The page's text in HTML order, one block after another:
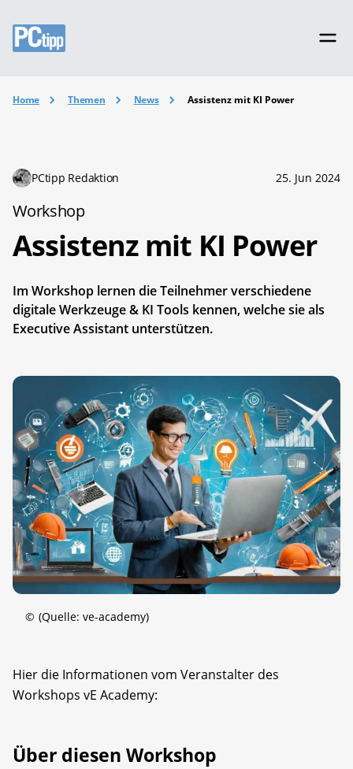
Home Themen News Assistenz mit KI Power
PCtipp Redaktion 25. Jun 2024
Workshop
Assistenz mit KI Power
Im Workshop lernen die Teilnehmer verschiedene
digitale Werkzeuge & KI Tools kennen, welche sie als
Executive Assistant unterstützen.
© (Quelle: ve-academy)
Hier die Informationen vom Veranstalter des
Workshops vE Academy:
Über diesen Workshop